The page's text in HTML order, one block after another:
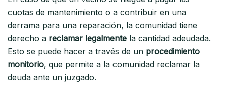
cuotas de mantenimiento o a contribuir en una
derrama para una reparación, la comunidad tiene
derecho a reclamar legalmente la cantidad adeudada.
Esto se puede hacer a través de un procedimiento
monitorio, que permite a la comunidad reclamar la
deuda ante un juzgado.